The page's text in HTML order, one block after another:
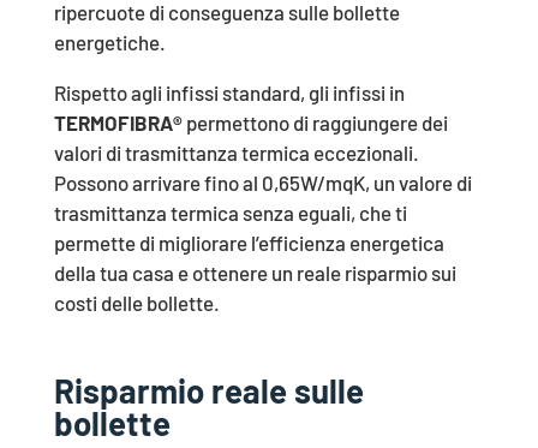
ripercuote di conseguenza sulle bollette
energetiche.
Rispetto agli infissi standard, gli infissi in
TERMOFIBRA® permettono di raggiungere dei
valori di trasmittanza termica eccezionali.
Possono arrivare fino al 0,65W/mqK, un valore di
trasmittanza termica senza eguali, che ti
permette di migliorare l’efficienza energetica
della tua casa e ottenere un reale risparmio sui
costi delle bollette.
Risparmio reale sulle
bollette